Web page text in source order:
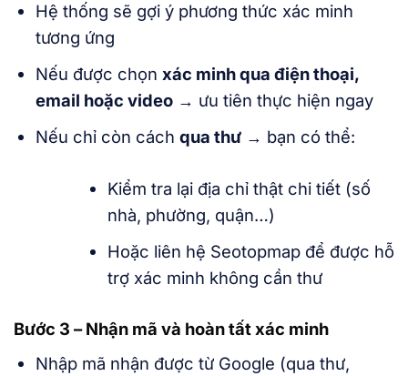
Hệ thống sẽ gợi ý phương thức xác minh
tương ứng
Nếu được chọn xác minh qua điện thoại,
email hoặc video→ ưu tiên thực hiện ngay
Nếu chỉ còn cách qua thư→ bạn có thể:
Kiểm tra lại địa chỉ thật chi tiết (số
nhà, phường, quận…)
Hoặc liên hệ Seotopmap để được hỗ
trợ xác minh không cần thư
Bước 3 – Nhận mã và hoàn tất xác minh
Nhập mã nhận được từ Google (qua thư,